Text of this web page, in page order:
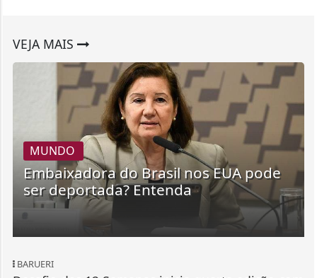
VEJA MAIS
MUNDO
Embaixadora do Brasil nos EUA pode
ser deportada? Entenda
BARUERI